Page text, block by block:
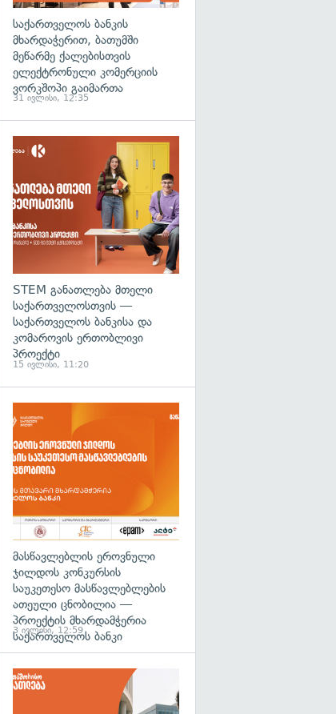
საქართველოს ბანკის
მხარდაჭერით, ბათუმში
მეწარმე ქალებისთვის
ელექტრონული კომერციის
ვორკშოპი გაიმართა
31 ივლისი, 12:35
STEM განათლება მთელი
საქართველოსთვის —
საქართველოს ბანკისა და
კომაროვის ერთობლივი
პროექტი
15 ივლისი, 11:20
მასწავლებლის ეროვნული
ჯილდოს კონკურსის
საუკეთესო მასწავლებლების
ათეული ცნობილია —
პროექტის მხარდამჭერია
საქართველოს ბანკი
3 ივლისი, 12:59